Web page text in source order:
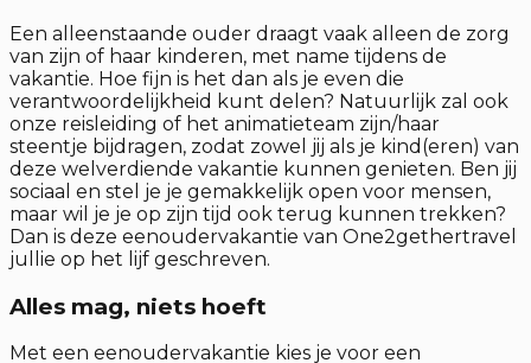
Een alleenstaande ouder draagt vaak alleen de zorg
van zijn of haar kinderen, met name tijdens de
vakantie. Hoe fijn is het dan als je even die
verantwoordelijkheid kunt delen? Natuurlijk zal ook
onze reisleiding of het animatieteam zijn/haar
steentje bijdragen, zodat zowel jij als je kind(eren) van
deze welverdiende vakantie kunnen genieten. Ben jij
sociaal en stel je je gemakkelijk open voor mensen,
maar wil je je op zijn tijd ook terug kunnen trekken?
Dan is deze eenoudervakantie van One2gethertravel
jullie op het lijf geschreven.
Alles mag, niets hoeft
Met een eenoudervakantie kies je voor een